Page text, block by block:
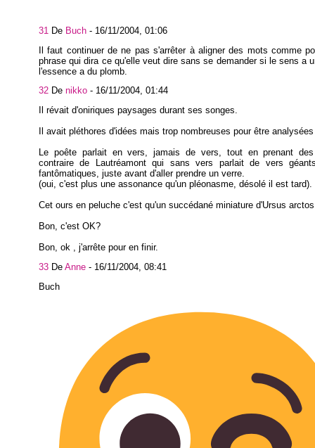
31 De Buch - 16/11/2004, 01:06
Il faut continuer de ne pas s'arrêter à aligner des mots comme
phrase qui dira ce qu'elle veut dire sans se demander si le sens a
l'essence a du plomb.
32 De nikko - 16/11/2004, 01:44
Il révait d'oniriques paysages durant ses songes.
Il avait pléthores d'idées mais trop nombreuses pour être
Le poête parlait en vers, jamais de vers, tout en prenant
contraire de Lautréamont qui sans vers parlait de vers
fantômatiques, juste avant d'aller prendre un verre.
(oui, c'est plus une assonance qu'un pléonasme, désolé il est tard).
Cet ours en peluche c'est qu'un succédané miniature d'Ursus
Bon, c'est OK?
Bon, ok , j'arrête pour en finir.
33 De Anne - 16/11/2004, 08:41
Buch